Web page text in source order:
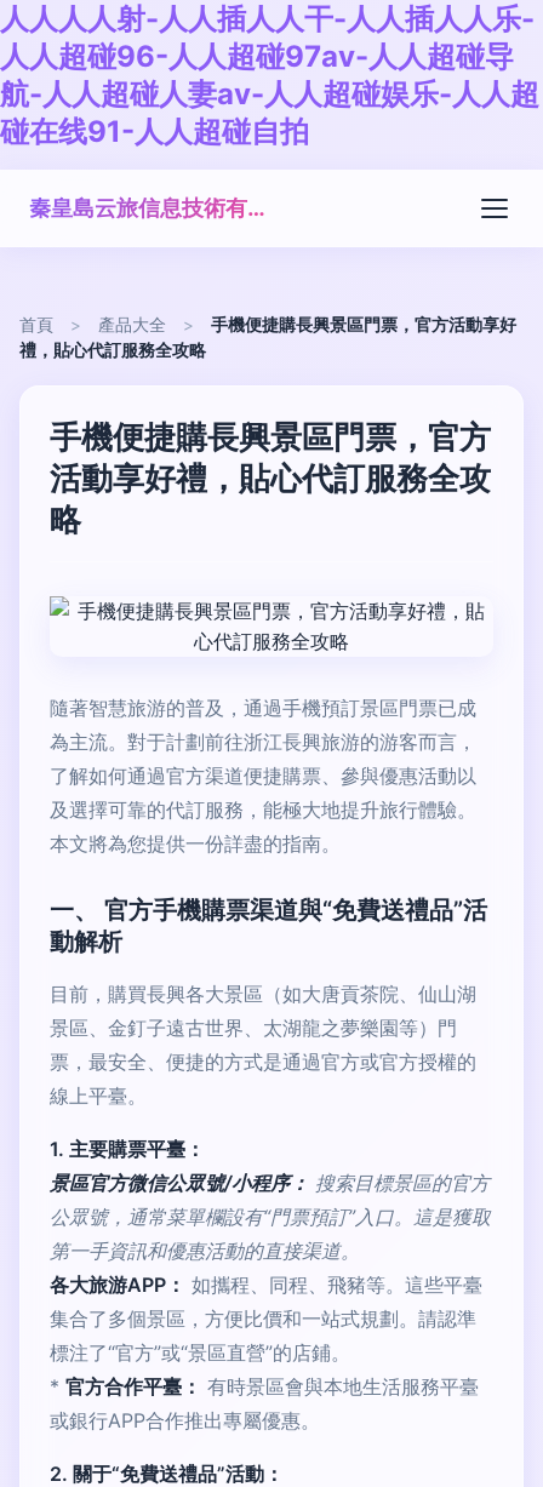
人人人人射-人人插人人干-人人插人人乐-
人人超碰96-人人超碰97av-人人超碰导
航-人人超碰人妻av-人人超碰娱乐-人人超
碰在线91-人人超碰自拍
秦皇島云旅信息技術有限公司
首頁 > 產品大全 >
手機便捷購長興景區門票，官方活動享好
禮，貼心代訂服務全攻略
手機便捷購長興景區門票，官方
活動享好禮，貼心代訂服務全攻
略
隨著智慧旅游的普及，通過手機預訂景區門票已成
為主流。對于計劃前往浙江長興旅游的游客而言，
了解如何通過官方渠道便捷購票、參與優惠活動以
及選擇可靠的代訂服務，能極大地提升旅行體驗。
本文將為您提供一份詳盡的指南。
一、 官方手機購票渠道與“免費送禮品”活
動解析
目前，購買長興各大景區（如大唐貢茶院、仙山湖
景區、金釘子遠古世界、太湖龍之夢樂園等）門
票，最安全、便捷的方式是通過官方或官方授權的
線上平臺。
1. 主要購票平臺：
景區官方微信公眾號/小程序： 搜索目標景區的官方
公眾號，通常菜單欄設有“門票預訂”入口。這是獲取
第一手資訊和優惠活動的直接渠道。
各大旅游APP： 如攜程、同程、飛豬等。這些平臺
集合了多個景區，方便比價和一站式規劃。請認準
標注了“官方”或“景區直營”的店鋪。
* 官方合作平臺： 有時景區會與本地生活服務平臺
或銀行APP合作推出專屬優惠。
2. 關于“免費送禮品”活動：